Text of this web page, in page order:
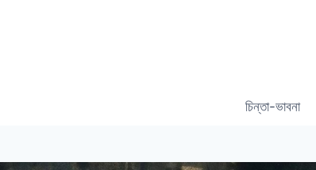
চিন্তা-ভাবনা